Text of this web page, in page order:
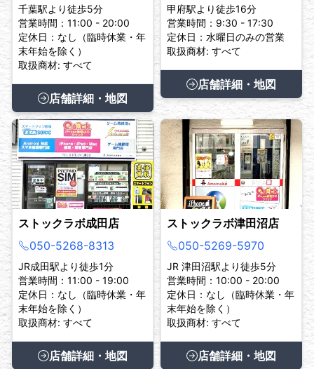
千葉駅より徒歩5分
営業時間：11:00 - 20:00
定休日：なし（臨時休業・年
末年始を除く）
取扱商材: すべて
店舗詳細・地図
甲府駅より徒歩16分
営業時間：9:30 - 17:30
定休日：水曜日のみの営業
取扱商材: すべて
店舗詳細・地図
ストックラボ成田店
050-5268-8313
JR成田駅より徒歩1分
営業時間：11:00 - 19:00
定休日：なし（臨時休業・年
末年始を除く）
取扱商材: すべて
店舗詳細・地図
ストックラボ津田沼店
050-5269-5970
JR 津田沼駅より徒歩5分
営業時間：10:00 - 20:00
定休日：なし（臨時休業・年
末年始を除く）
取扱商材: すべて
店舗詳細・地図